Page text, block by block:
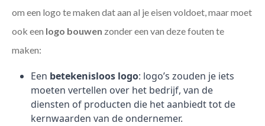
om een logo te maken dat aan al je eisen voldoet, maar moet
ook een logo bouwen zonder een van deze fouten te
maken:
Een betekenisloos logo: logo’s zouden je iets
moeten vertellen over het bedrijf, van de
diensten of producten die het aanbiedt tot de
kernwaarden van de ondernemer.